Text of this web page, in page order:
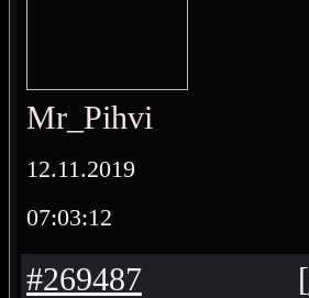
Mr_Pihvi
12.11.2019
07:03:12
#269487 [